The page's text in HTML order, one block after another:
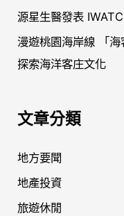
源星生醫發表
漫遊桃園海岸線 「
探索海洋客庄文化
文章分類
地方要聞
地產投資
旅遊休閒